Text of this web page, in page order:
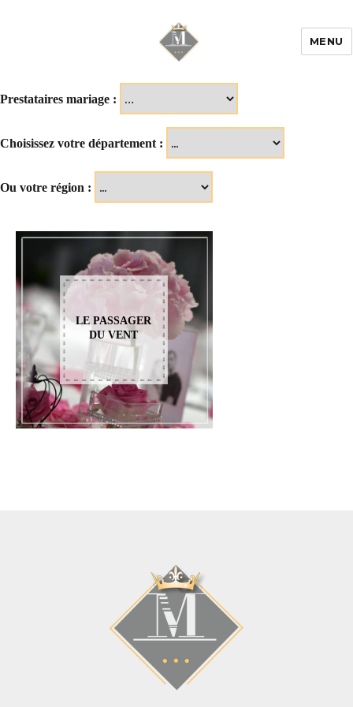
MENU
Prestataires mariage :
Choisissez votre département :
Ou votre région :
LE PASSAGER
DU VENT